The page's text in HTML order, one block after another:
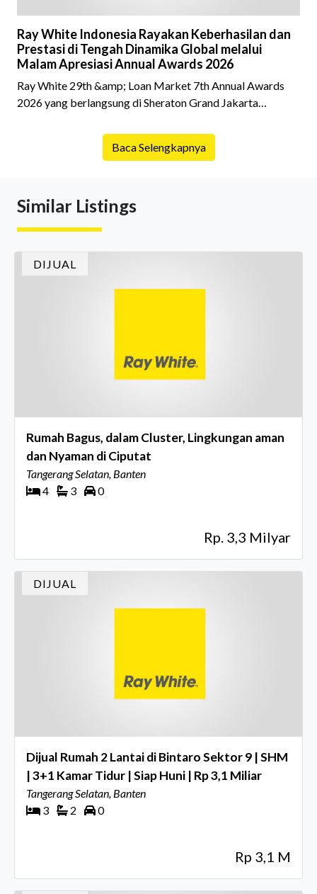
Ray White Indonesia Rayakan Keberhasilan dan
Prestasi di Tengah Dinamika Global melalui
Malam Apresiasi Annual Awards 2026
Ray White 29th &amp; Loan Market 7th Annual Awards
2026 yang berlangsung di Sheraton Grand Jakarta
istimewa bagi para pelaku industri properti dan keuangan.
Lebih dari 400 marketing executives dan principals
menghidupkan suasana, acara ini dihadiri oleh Country
Baca Selengkapnya
Similar Listings
DIJUAL
Rumah Bagus, dalam Cluster, Lingkungan aman
dan Nyaman di Ciputat
Tangerang Selatan, Banten
4
3 0
Rp. 3,3 Milyar
DIJUAL
Dijual Rumah 2 Lantai di Bintaro Sektor 9 | SHM
| 3+1 Kamar Tidur | Siap Huni | Rp 3,1 Miliar
Tangerang Selatan, Banten
3
2 0
Rp 3,1 M